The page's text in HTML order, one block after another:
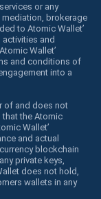
or any
mediation, brokerage
to Atomic Wallet’
and
Wallet’
and conditions of
into a
of and does not
that the Atomic
Wallet’
and actual
blockchain
private keys,
does not hold,
wallets in any